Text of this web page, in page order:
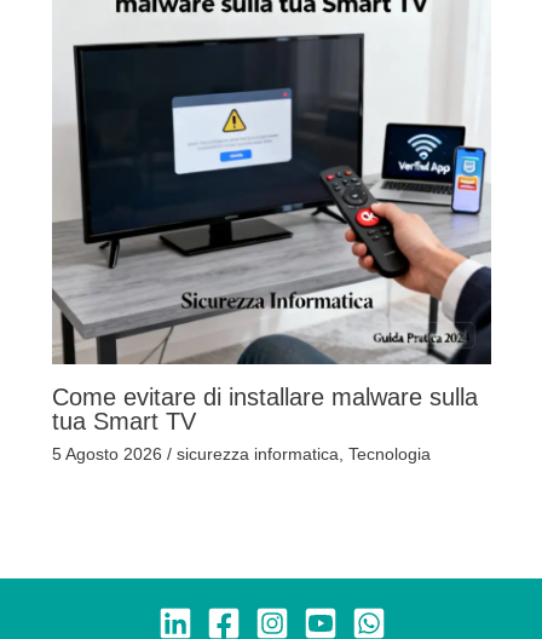
Come evitare di installare malware sulla
tua Smart TV
5 Agosto 2026 / sicurezza informatica Tecnologia